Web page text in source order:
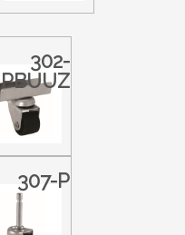
302-
PBUUZ
307-P